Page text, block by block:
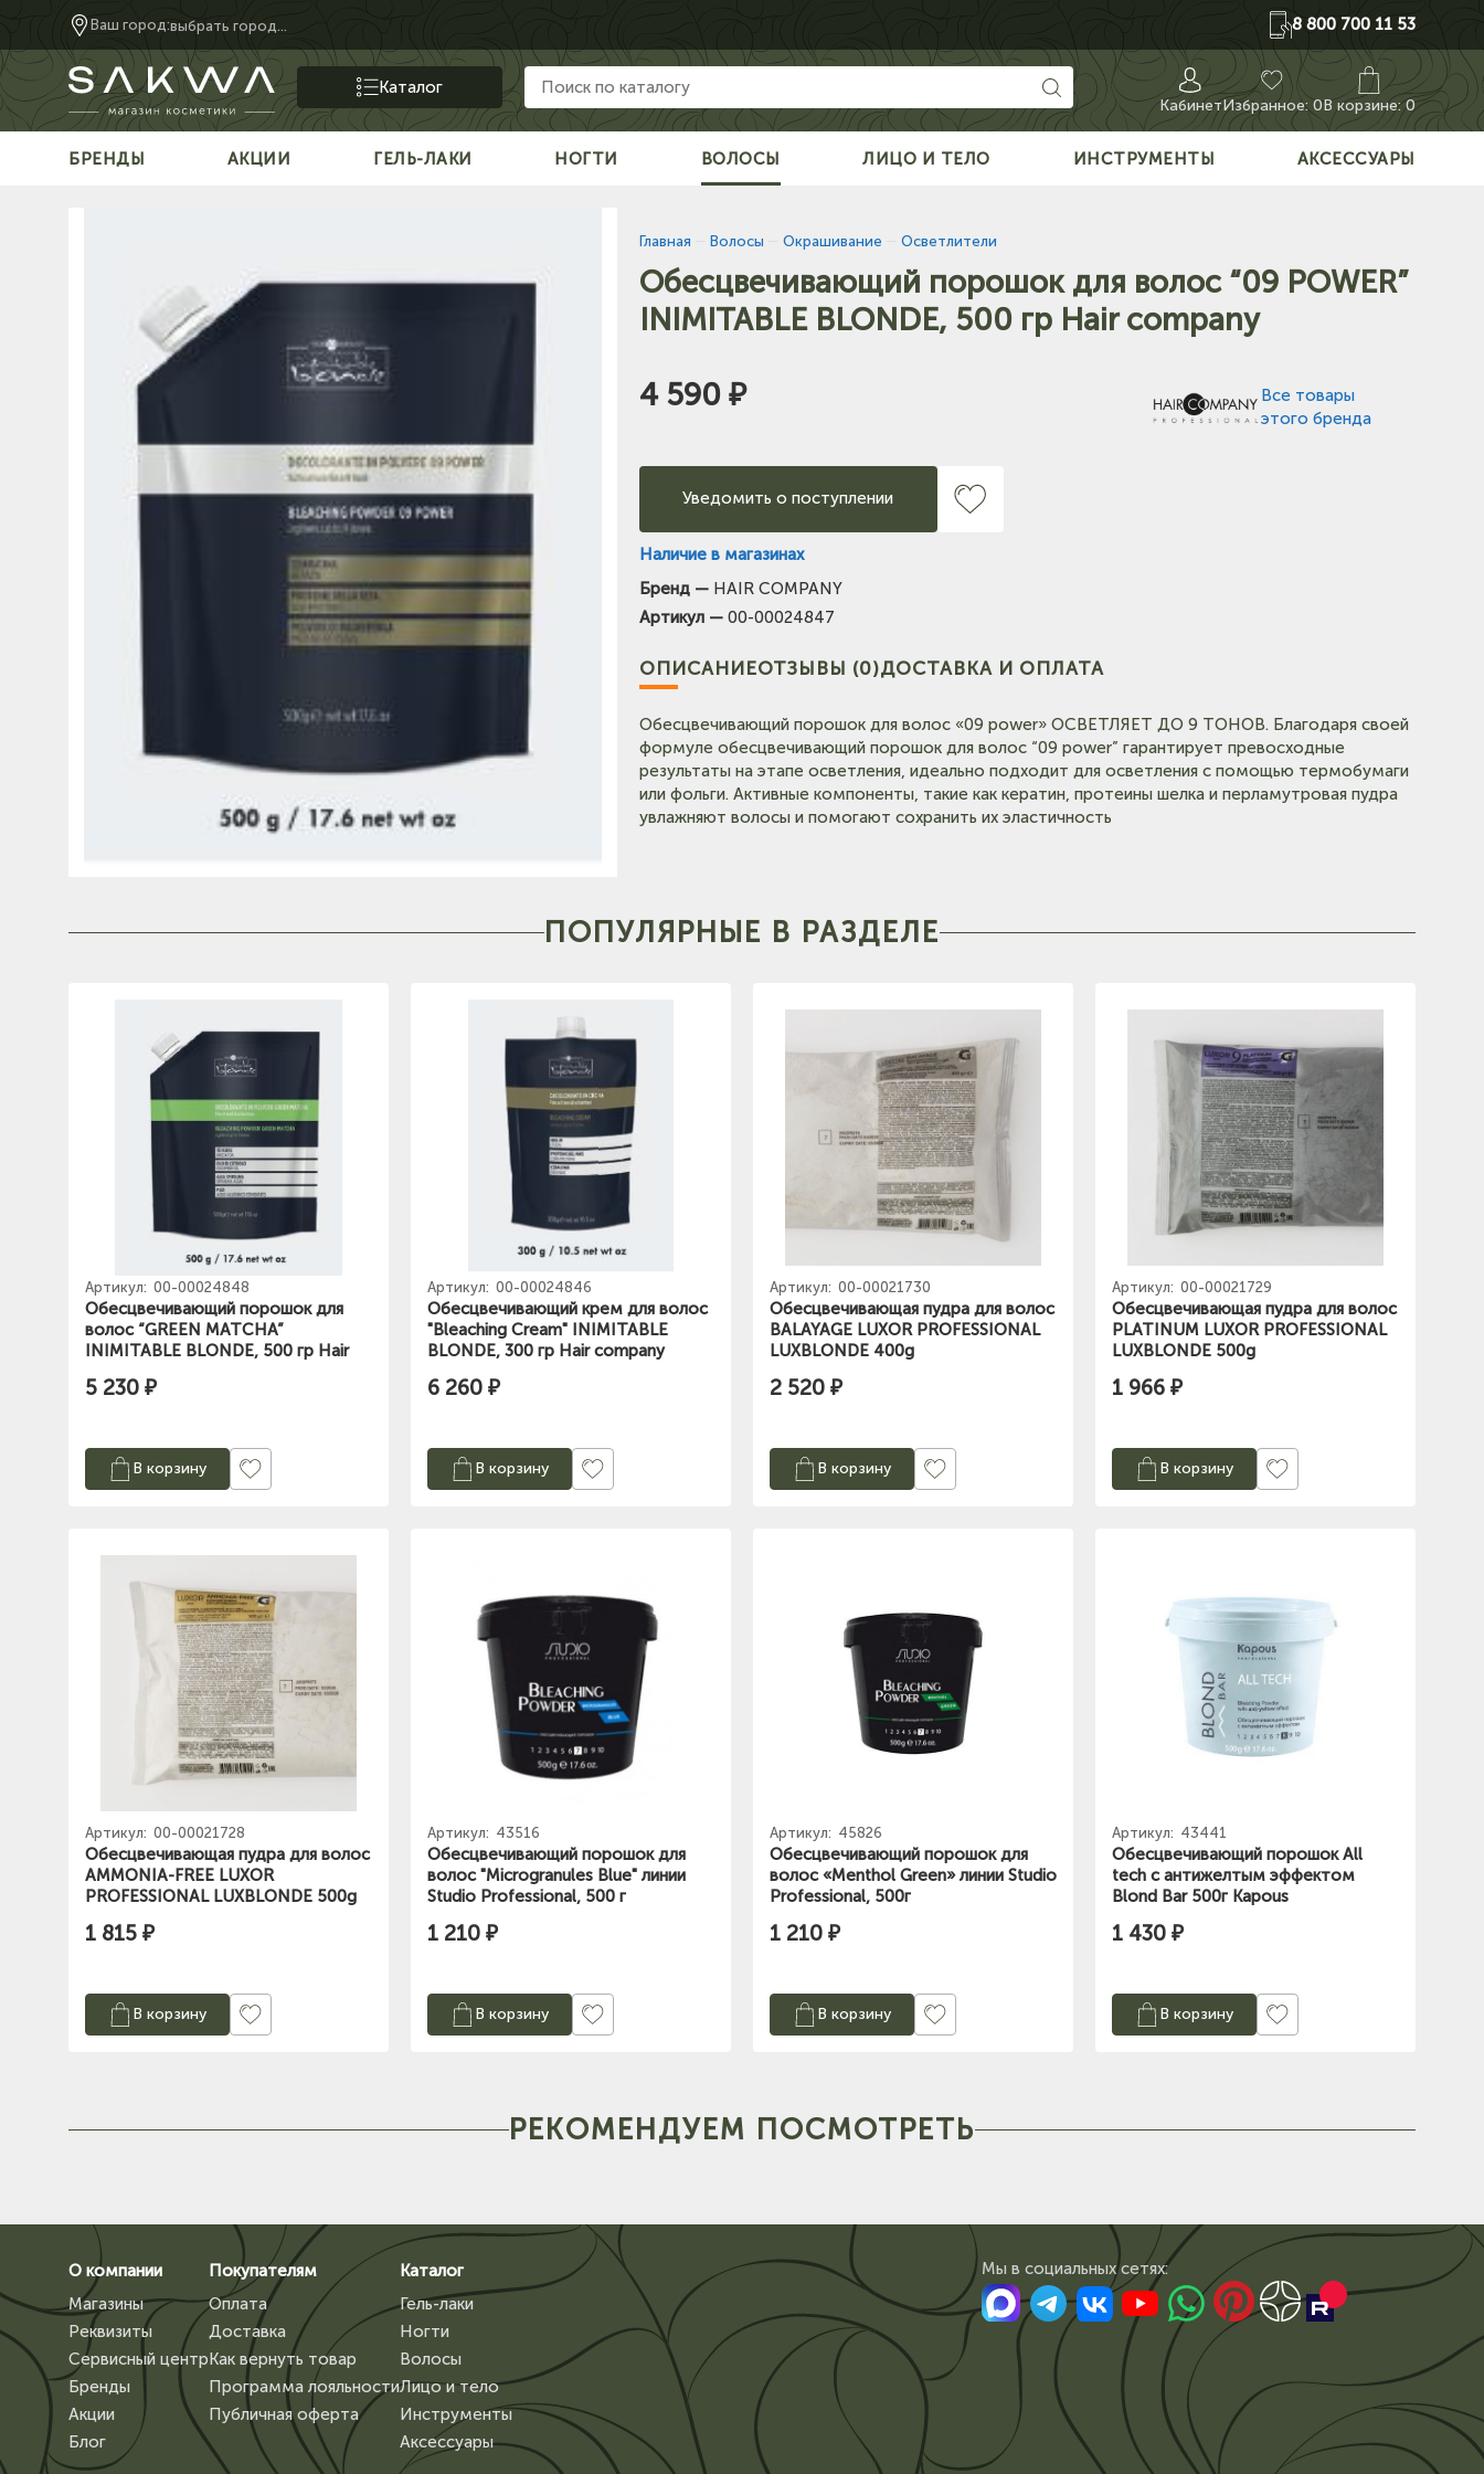
Ваш город:выбрать город... 8 800 700 11 53
Каталог
КабинетИзбранное:0В корзине: 0
БРЕНДЫ АКЦИИ ГЕЛЬ-ЛАКИ НОГТИ ВОЛОСЫ ЛИЦО И ТЕЛО ИНСТРУМЕНТЫ АКСЕССУАРЫ
Главная Волосы Окрашивание Осветлители
Обесцвечивающий порошок для волос “09 POWER”
INIMITABLE BLONDE, 500 гр Hair company
4 590 ₽
Все товары
этого бренда
Уведомить о поступлении
Наличие в магазинах
Тел: +7-903-947-7028
(на
карте)
(на карте)
Тел: +7-903-947-9492
(на карте)
Тел: +7-960-965-6706
Бренд — HAIR COMPANY
Артикул — 00-00024847
ОПИСАНИЕОТЗЫВЫ (0)ДОСТАВКА И ОПЛАТА
Обесцвечивающий порошок для волос «09 power» ОСВЕТЛЯЕТ ДО 9 ТОНОВ. Благодаря своей
формуле обесцвечивающий порошок для волос “09 power” гарантирует превосходные
результаты на этапе осветления, идеально подходит для осветления с помощью термобумаги
или фольги. Активные компоненты, такие как кератин, протеины шелка и перламутровая пудра
увлажняют волосы и помогают сохранить их эластичность
ПОПУЛЯРНЫЕ В РАЗДЕЛЕ
Артикул: 00-00024848
Обесцвечивающий порошок для
волос “GREEN MATCHA”
INIMITABLE BLONDE, 500 гр Hair
5 230 ₽
В корзину
Артикул: 00-00024846
Обесцвечивающий крем для волос
"Bleaching Cream" INIMITABLE
BLONDE, 300 гр Hair company
6 260 ₽
В корзину
Артикул: 00-00021730
Обесцвечивающая пудра для волос
BALAYAGE LUXOR PROFESSIONAL
LUXBLONDЕ 400g
2 520 ₽
В корзину
Артикул: 00-00021729
Обесцвечивающая пудра для волос
PLATINUM LUXOR PROFESSIONAL
LUXBLONDЕ 500g
1 966 ₽
В корзину
Артикул: 00-00021728
Обесцвечивающая пудра для волос
AMMONIA-FREE LUXOR
PROFESSIONAL LUXBLONDЕ 500g
1 815 ₽
В корзину
Артикул: 43516
Обесцвечивающий порошок для
волос "Microgranules Blue" линии
Studio Professional, 500 г
1 210 ₽
В корзину
Артикул: 45826
Обесцвечивающий порошок для
волос «Menthol Green» линии Studio
Professional, 500г
1 210 ₽
В корзину
Артикул: 43441
Обесцвечивающий порошок All
tech с антижелтым эффектом
Blond Bar 500г Kapous
1 430 ₽
В корзину
РЕКОМЕНДУЕМ ПОСМОТРЕТЬ
О компании
Магазины
Реквизиты
Сервисный центр
Бренды
Акции
Блог
Покупателям
Оплата
Доставка
Как вернуть товар
Программа лояльности
Публичная оферта
Каталог
Гель-лаки
Ногти
Волосы
Лицо и тело
Инструменты
Аксессуары
Мы в сoциальных сетях: